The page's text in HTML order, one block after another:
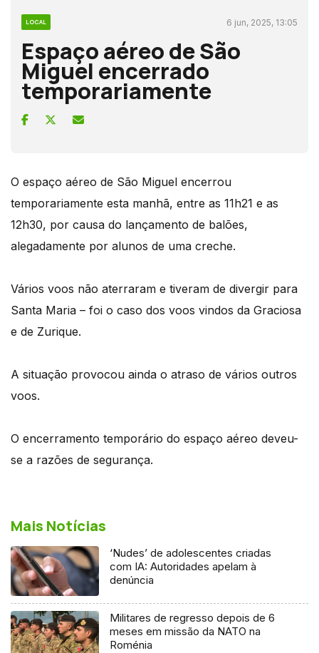
LOCAL 6 jun, 2025, 13:05
Espaço aéreo de São
Miguel encerrado
temporariamente
O espaço aéreo de São Miguel encerrou
temporariamente esta manhã, entre as 11h21 e as
12h30, por causa do lançamento de balões,
alegadamente por alunos de uma creche.
Vários voos não aterraram e tiveram de divergir para
Santa Maria – foi o caso dos voos vindos da Graciosa
e de Zurique.
A situação provocou ainda o atraso de vários outros
voos.
O encerramento temporário do espaço aéreo deveu-
se a razões de segurança.
Mais Notícias
‘Nudes’ de adolescentes criadas
com IA: Autoridades apelam à
denúncia
Militares de regresso depois de 6
meses em missão da NATO na
Roménia